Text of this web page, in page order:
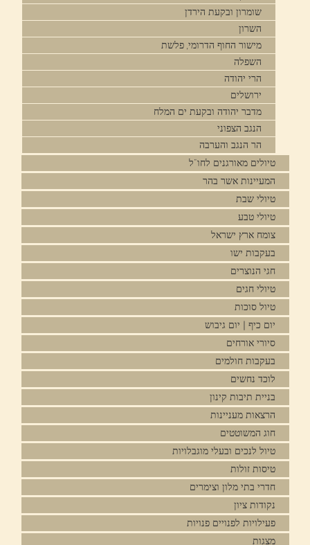
שומרון ובקעת הירדן
השרון
מישור החוף הדרומי, פלשת
השפלה
הרי יהודה
ירושלים
מדבר יהודה ובקעת ים המלח
הנגב הצפוני
הר הנגב והערבה
טיולים מאורגנים לחו"ל
המעיינות אשר בהר
טיולי שבת
טיולי טבע
צומח ארץ ישראל
בעקבות ישו
חגי הנוצרים
טיולי חגים
טיול סוכות
יום כיף | יום גיבוש
סיורי אורחים
בעקבות חולמים
לוכד נחשים
בניית תיבות קינון
הרצאות מעניינות
חוג המשוטטים
טיול לנכים ובעלי מוגבלויות
טיסות זולות
חדרי בתי מלון וצימרים
נקודות ציון
פעילויות לפנויים פנויות
מצגות